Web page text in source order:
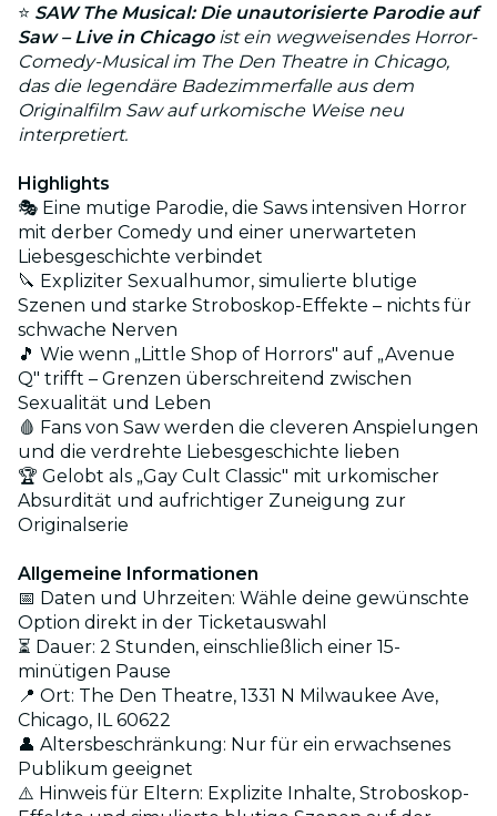
⭐ SAW The Musical: Die unautorisierte Parodie auf
Saw – Live in Chicagoist ein wegweisendes Horror-
Comedy-Musical im The Den Theatre in Chicago,
das die legendäre Badezimmerfalle aus dem
Originalfilm Saw auf urkomische Weise neu
interpretiert.
Highlights
🎭 Eine mutige Parodie, die Saws intensiven Horror
mit derber Comedy und einer unerwarteten
Liebesgeschichte verbindet
🔪 Expliziter Sexualhumor, simulierte blutige
Szenen und starke Stroboskop-Effekte – nichts für
schwache Nerven
🎵 Wie wenn „Little Shop of Horrors" auf „Avenue
Q" trifft – Grenzen überschreitend zwischen
Sexualität und Leben
🩸 Fans von Saw werden die cleveren Anspielungen
und die verdrehte Liebesgeschichte lieben
🏆 Gelobt als „Gay Cult Classic" mit urkomischer
Absurdität und aufrichtiger Zuneigung zur
Originalserie
Allgemeine Informationen
📅 Daten und Uhrzeiten: Wähle deine gewünschte
Option direkt in der Ticketauswahl
⏳ Dauer: 2 Stunden, einschließlich einer 15-
minütigen Pause
📍 Ort: The Den Theatre, 1331 N Milwaukee Ave,
Chicago, IL 60622
👤 Altersbeschränkung: Nur für ein erwachsenes
Publikum geeignet
⚠️ Hinweis für Eltern: Explizite Inhalte, Stroboskop-